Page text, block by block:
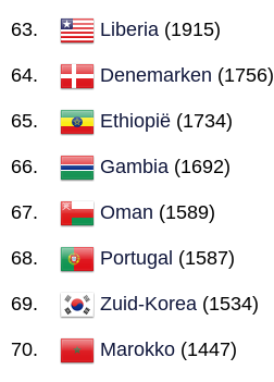
Liberia (1915)
Denemarken (1756)
Ethiopië (1734)
Gambia (1692)
Oman (1589)
Portugal (1587)
Zuid-Korea (1534)
Marokko (1447)